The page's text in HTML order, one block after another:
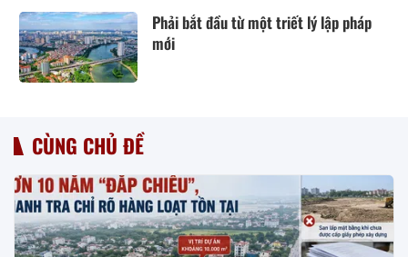
Phải bắt đầu từ một triết lý lập pháp
mới
CÙNG CHỦ ĐỀ